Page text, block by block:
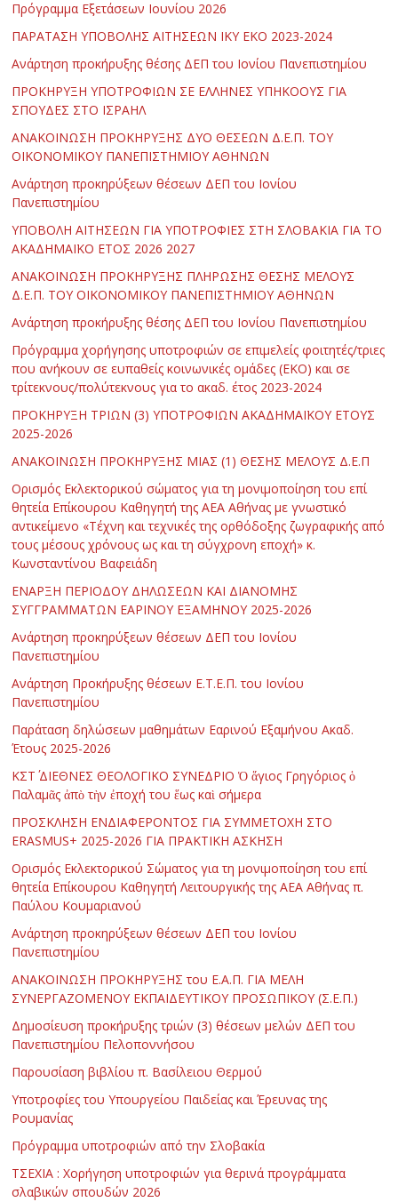
Πρόγραμμα Εξετάσεων Ιουνίου 2026
ΠΑΡΑΤΑΣΗ ΥΠΟΒΟΛΗΣ ΑΙΤΗΣΕΩΝ ΙΚΥ ΕΚΟ 2023-2024
Ανάρτηση προκήρυξης θέσης ΔΕΠ του Ιονίου Πανεπιστημίου
ΠΡΟΚΗΡΥΞΗ ΥΠΟΤΡΟΦΙΩΝ ΣΕ ΕΛΛΗΝΕΣ ΥΠΗΚΟΟΥΣ ΓΙΑ
ΣΠΟΥΔΕΣ ΣΤΟ ΙΣΡΑΗΛ
ΑΝΑΚΟΙΝΩΣΗ ΠΡΟΚΗΡΥΞΗΣ ΔΥΟ ΘΕΣΕΩΝ Δ.Ε.Π. ΤΟΥ
ΟΙΚΟΝΟΜΙΚΟΥ ΠΑΝΕΠΙΣΤΗΜΙΟΥ ΑΘΗΝΩΝ
Ανάρτηση προκηρύξεων θέσεων ΔΕΠ του Ιονίου
Πανεπιστημίου
ΥΠΟΒΟΛΗ ΑΙΤΗΣΕΩΝ ΓΙΑ ΥΠΟΤΡΟΦΙΕΣ ΣΤΗ ΣΛΟΒΑΚΙΑ ΓΙΑ ΤΟ
ΑΚΑΔΗΜΑΪΚΟ ΕΤΟΣ 2026 2027
ΑΝΑΚΟΙΝΩΣΗ ΠΡΟΚΗΡΥΞΗΣ ΠΛΗΡΩΣΗΣ ΘΕΣΗΣ ΜΕΛΟΥΣ
Δ.Ε.Π. ΤΟΥ ΟΙΚΟΝΟΜΙΚΟΥ ΠΑΝΕΠΙΣΤΗΜΙΟΥ ΑΘΗΝΩΝ
Ανάρτηση προκήρυξης θέσης ΔΕΠ του Ιονίου Πανεπιστημίου
Πρόγραμμα χορήγησης υποτροφιών σε επιμελείς φοιτητές/τριες
που ανήκουν σε ευπαθείς κοινωνικές ομάδες (ΕΚΟ) και σε
τρίτεκνους/πολύτεκνους για το ακαδ. έτος 2023-2024
ΠΡΟΚΗΡΥΞΗ ΤΡΙΩΝ (3) ΥΠΟΤΡΟΦΙΩΝ ΑΚΑΔΗΜΑΪΚΟΥ ΕΤΟΥΣ
2025-2026
ΑΝΑΚΟΙΝΩΣΗ ΠΡΟΚΗΡΥΞΗΣ ΜΙΑΣ (1) ΘΕΣΗΣ ΜΕΛΟΥΣ Δ.Ε.Π
Ορισμός Εκλεκτορικού σώματος για τη μονιμοποίηση του επί
θητεία Επίκουρου Καθηγητή της ΑΕΑ Αθήνας με γνωστικό
αντικείμενο «Τέχνη και τεχνικές της ορθόδοξης ζωγραφικής από
τους μέσους χρόνους ως και τη σύγχρονη εποχή» κ.
Κωνσταντίνου Βαφειάδη
ΕΝΑΡΞΗ ΠΕΡΙΟΔΟΥ ΔΗΛΩΣΕΩΝ ΚΑΙ ΔΙΑΝΟΜΗΣ
ΣΥΓΓΡΑΜΜΑΤΩΝ ΕΑΡΙΝΟΥ ΕΞΑΜΗΝΟΥ 2025-2026
Ανάρτηση προκηρύξεων θέσεων ΔΕΠ του Ιονίου
Πανεπιστημίου
Ανάρτηση Προκήρυξης θέσεων Ε.Τ.Ε.Π. του Ιονίου
Πανεπιστημίου
Παράταση δηλώσεων μαθημάτων Εαρινού Εξαμήνου Ακαδ.
Έτους 2025-2026
ΚΣΤ΄ ΔΙΕΘΝΕΣ ΘΕΟΛΟΓΙΚΟ ΣΥΝΕΔΡΙΟ Ὁ ἅγιος Γρηγόριος ὁ
Παλαμᾶς ἀπὸ τὴν ἐποχή του ἕως καὶ σήμερα
ΠΡΟΣΚΛΗΣΗ ΕΝΔΙΑΦΕΡΟΝΤΟΣ ΓΙΑ ΣΥΜΜΕΤΟΧΗ ΣΤΟ
ERASMUS+ 2025-2026 ΓΙΑ ΠΡΑΚΤΙΚΗ ΑΣΚΗΣΗ
Ορισμός Εκλεκτορικού Σώματος για τη μονιμοποίηση του επί
θητεία Επίκουρου Καθηγητή Λειτουργικής της ΑΕΑ Αθήνας π.
Παύλου Κουμαριανού
Ανάρτηση προκηρύξεων θέσεων ΔΕΠ του Ιονίου
Πανεπιστημίου
ΑΝΑΚΟΙΝΩΣΗ ΠΡΟΚΗΡΥΞΗΣ του Ε.Α.Π. ΓΙΑ ΜΕΛΗ
ΣΥΝΕΡΓΑΖΟΜΕΝΟΥ ΕΚΠΑΙΔΕΥΤΙΚΟΥ ΠΡΟΣΩΠΙΚΟΥ (Σ.Ε.Π.)
Δημοσίευση προκήρυξης τριών (3) θέσεων μελών ΔΕΠ του
Πανεπιστημίου Πελοποννήσου
Παρουσίαση βιβλίου π. Βασίλειου Θερμού
Υποτροφίες του Υπουργείου Παιδείας και Έρευνας της
Ρουμανίας
Πρόγραμμα υποτροφιών από την Σλοβακία
ΤΣΕΧΙΑ : Χορήγηση υποτροφιών για θερινά προγράμματα
σλαβικών σπουδών 2026